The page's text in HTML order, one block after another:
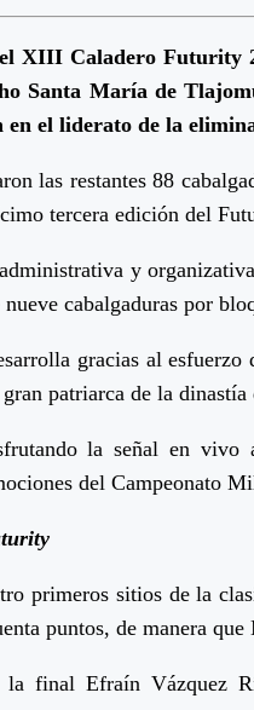
XIII Caladero Futurity
Santa María de
en el liderato de la
las restantes 88
tercera edición del
y
cabalgaduras por
gracias al
patriarca de la dinastía
la señal en vivo
del Campeonato
primeros sitios de la
puntos, de manera
la final Efraín Vázquez